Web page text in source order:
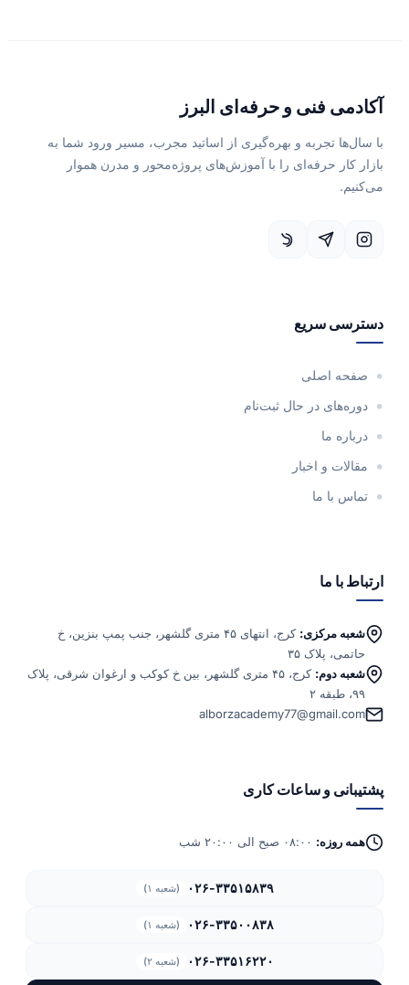
آکادمی فنی و حرفه‌ای البرز
با سال‌ها تجربه و بهره‌گیری از اساتید مجرب، مسیر ورود شما به
بازار کار حرفه‌ای را با آموزش‌های پروژه‌محور و مدرن هموار
می‌کنیم.
دسترسی سریع
صفحه اصلی
دوره‌های در حال ثبت‌نام
درباره ما
مقالات و اخبار
تماس با ما
ارتباط با ما
شعبه مرکزی:
کرج، انتهای ۴۵ متری گلشهر، جنب پمپ بنزین، خ
حاتمی، پلاک ۳۵
شعبه دوم:
کرج، ۴۵ متری گلشهر، بین خ کوکب و ارغوان شرقی، پلاک
۹۹، طبقه ۲
alborzacademy77@gmail.com
پشتیبانی و ساعات کاری
همه روزه:
۰۲۶-۳۳۵۱۵۸۳۹ (شعبه ۱)
۰۲۶-۳۳۵۰۰۸۳۸ (شعبه ۱)
۰۲۶-۳۳۵۱۶۲۲۰ (شعبه ۲)